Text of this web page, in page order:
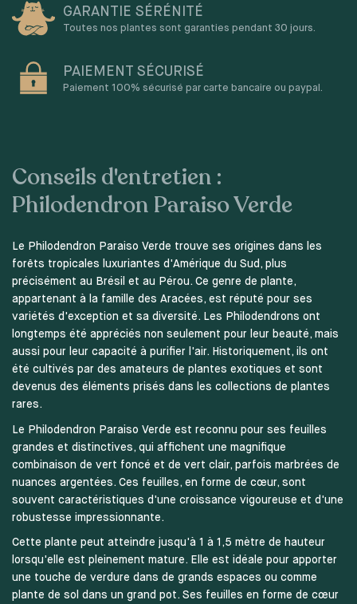
GARANTIE SÉRÉNITÉ
Toutes nos plantes sont garanties pendant 30 jours.
PAIEMENT SÉCURISÉ
Paiement 100% sécurisé par carte bancaire ou paypal.
Conseils d'entretien :
Philodendron Paraiso Verde
Le Philodendron Paraiso Verde trouve ses origines dans les
forêts tropicales luxuriantes d'Amérique du Sud, plus
précisément au Brésil et au Pérou. Ce genre de plante,
appartenant à la famille des Aracées, est réputé pour ses
variétés d'exception et sa diversité. Les Philodendrons ont
longtemps été appréciés non seulement pour leur beauté, mais
aussi pour leur capacité à purifier l'air. Historiquement, ils ont
été cultivés par des amateurs de plantes exotiques et sont
devenus des éléments prisés dans les collections de plantes
rares.
Le Philodendron Paraiso Verde est reconnu pour ses feuilles
grandes et distinctives, qui affichent une magnifique
combinaison de vert foncé et de vert clair, parfois marbrées de
nuances argentées. Ces feuilles, en forme de cœur, sont
souvent caractéristiques d'une croissance vigoureuse et d'une
robustesse impressionnante.
Cette plante peut atteindre jusqu'à 1 à 1,5 mètre de hauteur
lorsqu'elle est pleinement mature. Elle est idéale pour apporter
une touche de verdure dans de grands espaces ou comme
plante de sol dans un grand pot. Ses feuilles en forme de cœur